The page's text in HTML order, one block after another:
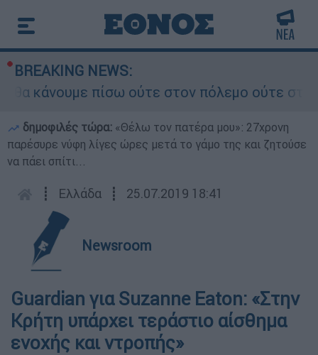
BREAKING NEWS:
κάνουμε πίσω ούτε στον πόλεμο ούτε στις
δημοφιλές τώρα: «Θέλω τον πατέρα μου»: 27χρονη
παρέσυρε νύφη λίγες ώρες μετά το γάμο της και ζητούσε
να πάει σπίτι...
┋ Ελλάδα ┋ 25.07.2019 18:41
Newsroom
Guardian για Suzanne Eaton: «Στην
Κρήτη υπάρχει τεράστιο αίσθημα
ενοχής και ντροπής»